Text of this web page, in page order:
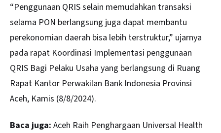
“Penggunaan QRIS selain memudahkan transaksi
selama PON berlangsung juga dapat membantu
perekonomian daerah bisa lebih terstruktur,” ujarnya
pada rapat Koordinasi Implementasi penggunaan
QRIS Bagi Pelaku Usaha yang berlangsung di Ruang
Rapat Kantor Perwakilan Bank Indonesia Provinsi
Aceh, Kamis (8/8/2024).
Baca juga: Aceh Raih Penghargaan Universal Health